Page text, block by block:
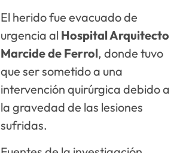
El herido fue evacuado de
urgencia al Hospital Arquitecto
Marcide de Ferrol, donde tuvo
que ser sometido a una
intervención quirúrgica debido a
la gravedad de las lesiones
sufridas.